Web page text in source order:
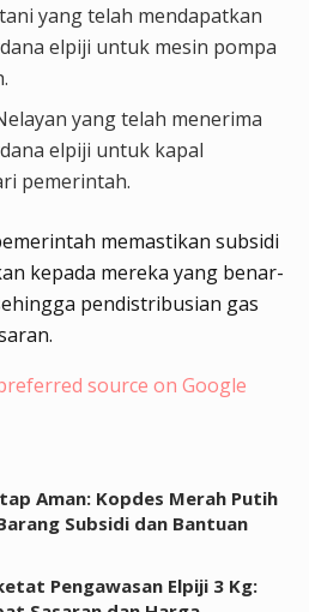
yang telah mendapatkan
elpiji untuk mesin pompa
yang telah menerima
elpiji untuk kapal
pemerintah.
memastikan subsidi
kepada mereka yang benar-
pendistribusian gas
source on Google
Aman: Kopdes Merah Putih
Subsidi dan Bantuan
Pengawasan Elpiji 3 Kg: